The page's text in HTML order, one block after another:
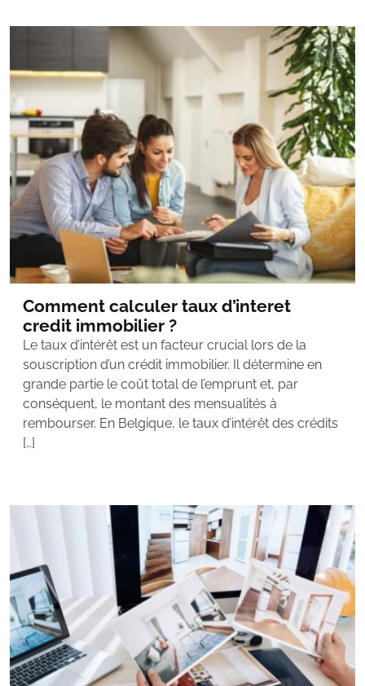
Comment calculer taux d’interet
credit immobilier ?
Le taux d’intérêt est un facteur crucial lors de la
souscription d’un crédit immobilier. Il détermine en
grande partie le coût total de l’emprunt et, par
conséquent, le montant des mensualités à
rembourser. En Belgique, le taux d’intérêt des crédits
[…]